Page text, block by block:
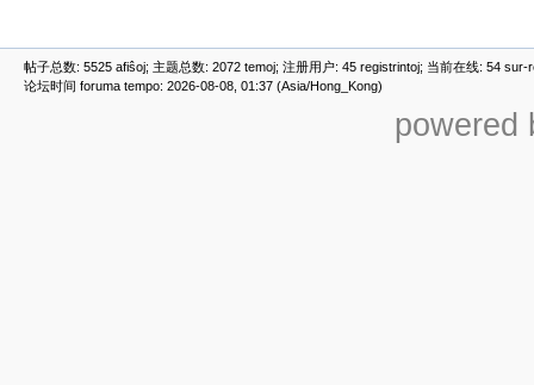
帖子总数: 5525 afiŝoj; 主题总数: 2072 temoj; 注册用户: 45 registrintoj; 当前在线: 54
论坛时间 foruma tempo: 2026-08-08, 01:37 (Asia/Hong_Kong)
powered